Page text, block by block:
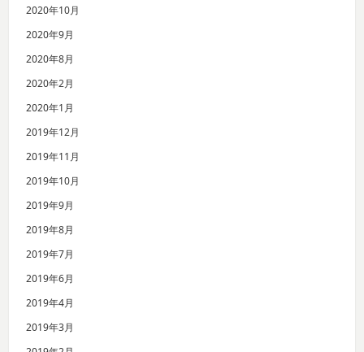
2020年10月
2020年9月
2020年8月
2020年2月
2020年1月
2019年12月
2019年11月
2019年10月
2019年9月
2019年8月
2019年7月
2019年6月
2019年4月
2019年3月